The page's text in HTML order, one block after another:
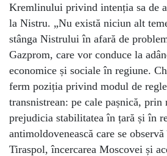
Kremlinului privind intenția sa de
la Nistru. „Nu există niciun alt
stânga Nistrului în afară de
Gazprom, care vor conduce la
economice și sociale în regiune.
ferm poziția privind modul de
transnistrean: pe cale pașnică, prin
prejudicia stabilitatea în țară și în
antimoldovenească care se
Tiraspol, încercarea Moscovei și